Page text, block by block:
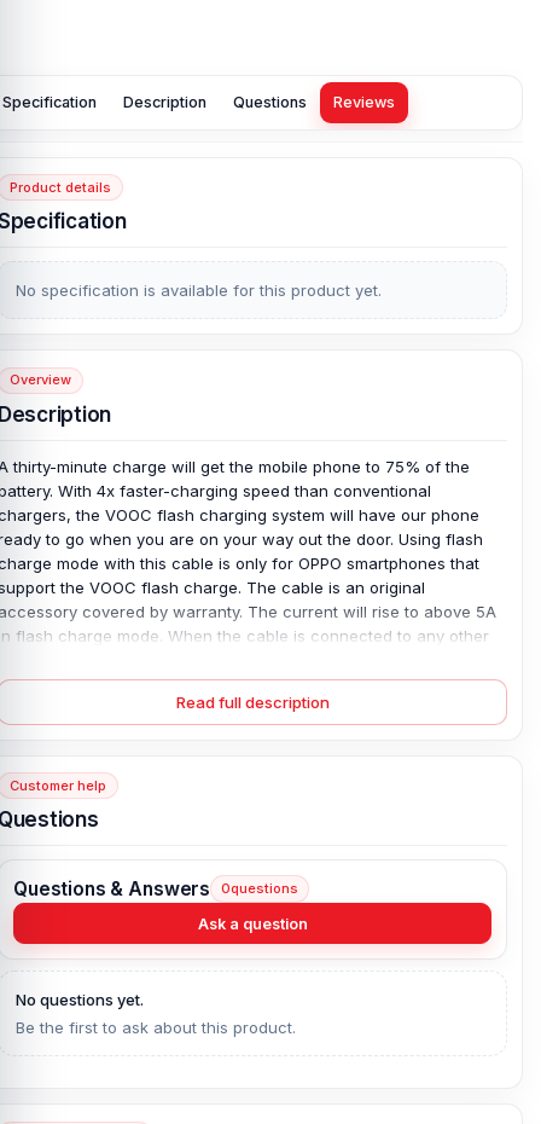
Specification Description Questions Reviews
Product details
No specification is available for this product yet.
Overview
thirty-minute charge will get the mobile phone to 75% of the
With 4x faster-charging speed than conventional
the VOOC flash charging system will have our phone
to go when you are on your way out the door. Using flash
mode with this cable is only for OPPO smartphones that
the VOOC flash charge. The cable is an original
covered by warranty. The current will rise to above 5A
flash charge mode. When the cable is connected to any other
be 2A. Compatible for OPPO Voltage Tester built into Adapter
Identification built into Adapter VOOC Identification built into
Read full description
Customer help
Questions & Answers 0questions
Ask a question
No questions yet.
Be the first to ask about this product.